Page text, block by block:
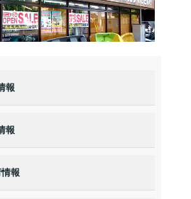
報
報
報